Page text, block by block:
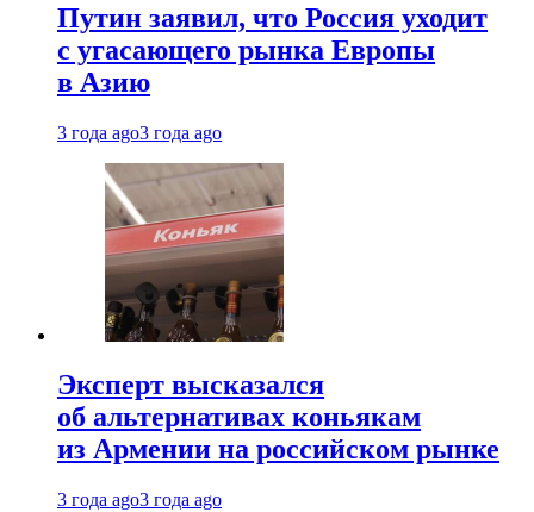
Путин заявил, что Россия уходит
с угасающего рынка Европы
в Азию
3 года ago3 года ago
Эксперт высказался
об альтернативах коньякам
из Армении на российском рынке
3 года ago3 года ago